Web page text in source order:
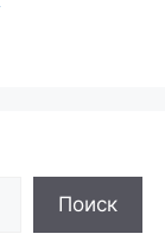
Поиск